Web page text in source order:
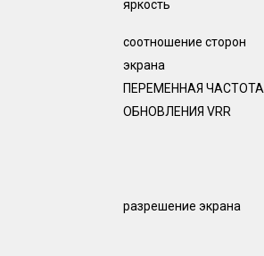
яркость
соотношение сторон
экрана
ПЕРЕМЕННАЯ ЧАСТОТА
ОБНОВЛЕНИЯ VRR
разрешение экрана